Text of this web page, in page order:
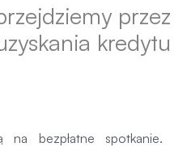
przez
kredytu
bezpłatne spotkanie.